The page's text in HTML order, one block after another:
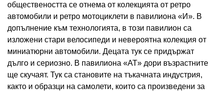
обществеността се отнема от колекцията от ретро
автомобили и ретро мотоциклети в павилиона «И». В
допълнение към технологията, в този павилион са
изложени стари велосипеди и невероятна колекция от
миниатюрни автомобили. Децата тук се придържат
дълго и сериозно. В павилиона «AT» дори възрастните
ще скучаят. Тук са становите на тъкачната индустрия,
както и образци на самолети, които са произведени за